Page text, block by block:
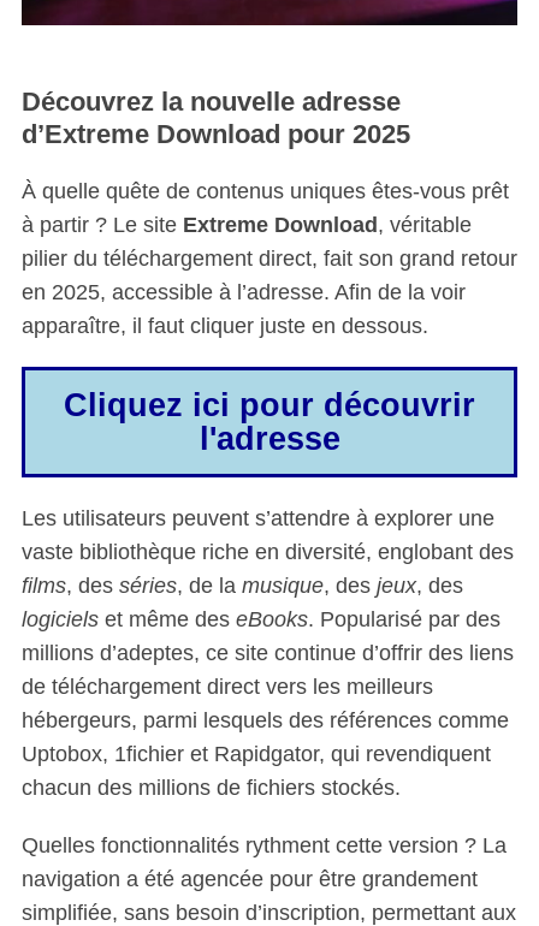
Découvrez la nouvelle adresse
d’Extreme Download pour 2025
À quelle quête de contenus uniques êtes-vous prêt
à partir ? Le site Extreme Download, véritable
pilier du téléchargement direct, fait son grand retour
en 2025, accessible à l’adresse. Afin de la voir
apparaître, il faut cliquer juste en dessous.
Cliquez ici pour découvrir
l'adresse
Les utilisateurs peuvent s’attendre à explorer une
vaste bibliothèque riche en diversité, englobant des
films, des séries, de la musique, des jeux, des
logicielset même des eBooks. Popularisé par des
millions d’adeptes, ce site continue d’offrir des liens
de téléchargement direct vers les meilleurs
hébergeurs, parmi lesquels des références comme
Uptobox, 1fichier et Rapidgator, qui revendiquent
chacun des millions de fichiers stockés.
Quelles fonctionnalités rythment cette version ? La
navigation a été agencée pour être grandement
simplifiée, sans besoin d’inscription, permettant aux